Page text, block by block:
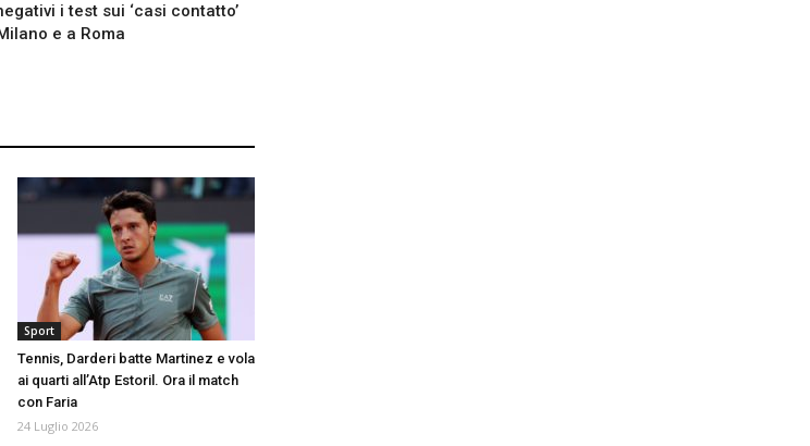
i test sui ‘casi contatto’
e a Roma
Sport
Tennis, Darderi batte Martinez e vola
ai quarti all’Atp Estoril. Ora il match
con Faria
24 Luglio 2026